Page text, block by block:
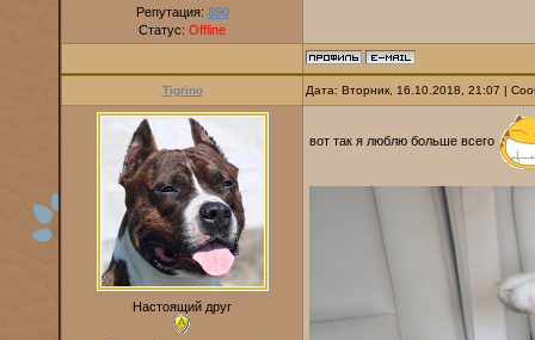
Репутация: 890
Статус: Offline
Tigrino Дата: Вторник, 16.10.2018, 21:07 |
Настоящий друг
вот так я люблю больше всего